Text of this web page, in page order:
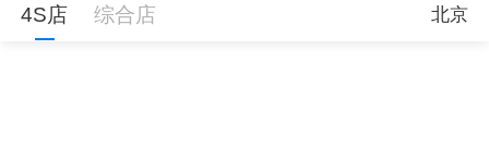
4S店 综合店 北京